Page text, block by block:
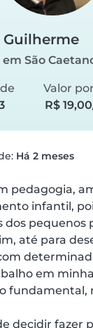
Guilherme
em São
Valor
R$
Há 2 meses
pedagogia,
infantil,
pequenos
até para
em
fundamental,
decidir fazer